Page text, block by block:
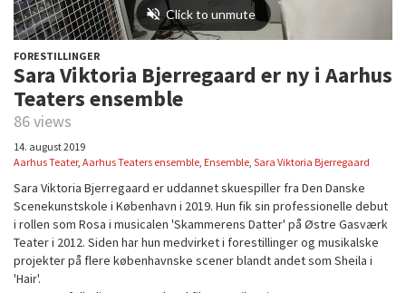
FORESTILLINGER
Sara Viktoria Bjerregaard er ny i Aarhus
Teaters ensemble
86 views
14. august 2019
Aarhus Teater, Aarhus Teaters ensemble, Ensemble, Sara Viktoria Bjerregaard
Sara Viktoria Bjerregaard er uddannet skuespiller fra Den Danske
Scenekunstskole i København i 2019. Hun fik sin professionelle debut
i rollen som Rosa i musicalen 'Skammerens Datter' på Østre Gasværk
Teater i 2012. Siden har hun medvirket i forestillinger og musikalske
projekter på flere københavnske scener blandt andet som Sheila i
'Hair'.